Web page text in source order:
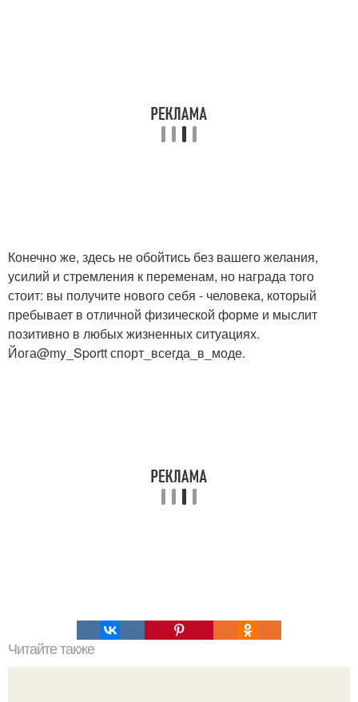
Конечно же, здесь не обойтись без вашего желания,
усилий и стремления к переменам, но награда того
стоит: вы получите нового себя - человека, который
пребывает в отличной физической форме и мыслит
позитивно в любых жизненных ситуациях.
Йога@my_Sportt спорт_всегда_в_моде.
Читайте также